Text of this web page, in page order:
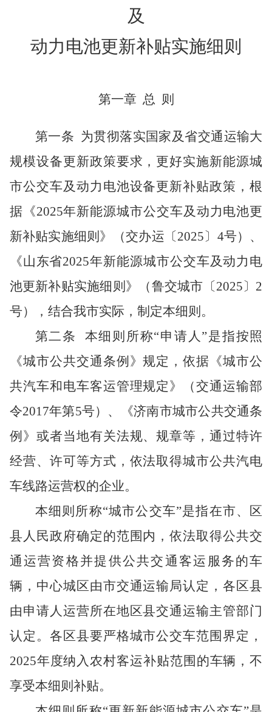
及
动力电池更新补贴实施细则
第一章 总 则
第一条 为贯彻落实国家及省交通运输大
规模设备更新政策要求，更好实施新能源城
市公交车及动力电池设备更新补贴政策，根
据《2025年新能源城市公交车及动力电池更
新补贴实施细则》（交办运〔2025〕4号） 、
《山东省2025年新能源城市公交车及动力电
池更新补贴实施细则》
（鲁交城市 〔2025〕 2
号）， 结合我市实际，制定本细则。
第二条 本细则所称“申请人”是指按照
《城市公共交通条例》规定，依据《城市公
共汽车和电车客运管理规定》（交通运输部
令2017年第5号） 、《济南市城市公共交通条
例 》 或者当地有关法规、规章等，通过特许
经营、许可等方式，依法取得城市公共汽电
车线路运营权的企业。
本细则所称“城市公交车”是指在市、区
县 人民政府确定的范围内，依法取得公共交
通运营资格并提供公共交通客运服务的车
辆， 中心城区由市交通运输局认定，各区县
由申请人运营所在地区县交通运输主管部门
认定 。各区县要严格城市公交车范围界定，
2025年度纳入农村客运补贴范围的车辆，不
享受本细则补贴。